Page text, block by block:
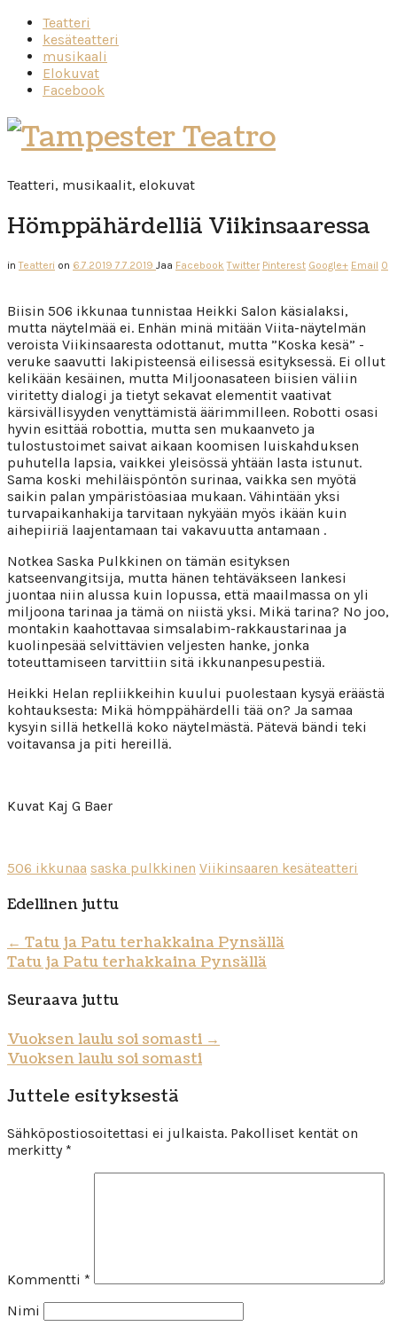
Teatteri
kesäteatteri
musikaali
Elokuvat
Facebook
Tampester
Teatro
Teatteri, musikaalit, elokuvat
Hömppähärdelliä Viikinsaaressa
inTeatteri on 6.7.2019 7.7.2019 Jaa Facebook Twitter Pinterest Google+ Email 0
Biisin 506 ikkunaa tunnistaa Heikki Salon käsialaksi,
mutta näytelmää ei. Enhän minä mitään Viita-näytelmän
veroista Viikinsaaresta odottanut, mutta ”Koska kesä” -
veruke saavutti lakipisteensä eilisessä esityksessä. Ei ollut
kelikään kesäinen, mutta Miljoonasateen biisien väliin
viritetty dialogi ja tietyt sekavat elementit vaativat
kärsivällisyyden venyttämistä äärimmilleen. Robotti osasi
hyvin esittää robottia, mutta sen mukaanveto ja
tulostustoimet saivat aikaan koomisen luiskahduksen
puhutella lapsia, vaikkei yleisössä yhtään lasta istunut.
Sama koski mehiläispöntön surinaa, vaikka sen myötä
saikin palan ympäristöasiaa mukaan. Vähintään yksi
turvapaikanhakija tarvitaan nykyään myös ikään kuin
aihepiiriä laajentamaan tai vakavuutta antamaan .
Notkea Saska Pulkkinen on tämän esityksen
katseenvangitsija, mutta hänen tehtäväkseen lankesi
juontaa niin alussa kuin lopussa, että maailmassa on yli
miljoona tarinaa ja tämä on niistä yksi. Mikä tarina? No joo,
montakin kaahottavaa simsalabim-rakkaustarinaa ja
kuolinpesää selvittävien veljesten hanke, jonka
toteuttamiseen tarvittiin sitä ikkunanpesupestiä.
Heikki Helan repliikkeihin kuului puolestaan kysyä eräästä
kohtauksesta: Mikä hömppähärdelli tää on? Ja samaa
kysyin sillä hetkellä koko näytelmästä. Pätevä bändi teki
voitavansa ja piti hereillä.
Kuvat Kaj G Baer
506 ikkunaa saska pulkkinen Viikinsaaren kesäteatteri
Edellinen juttu
← Tatu ja Patu terhakkaina Pynsällä
Tatu ja Patu terhakkaina Pynsällä
Seuraava juttu
Vuoksen laulu soi somasti →
Vuoksen laulu soi somasti
Juttele esityksestä
Sähköpostiosoitettasi ei julkaista. Pakolliset kentät on
merkitty *
Kommentti *
Nimi